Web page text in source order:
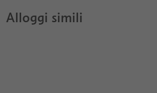
Alloggi simili